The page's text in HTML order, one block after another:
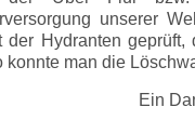
unserer
der Hydranten
man die
Ein